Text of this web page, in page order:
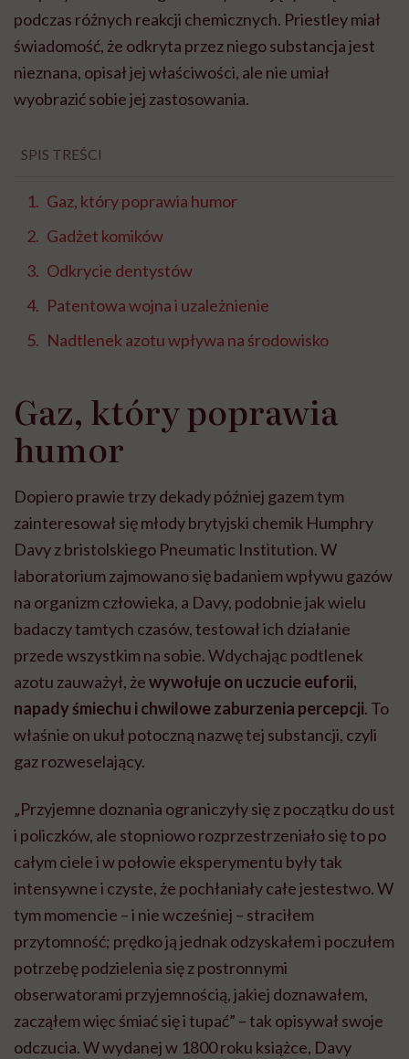
podczas różnych reakcji chemicznych. Priestley miał
świadomość, że odkryta przez niego substancja jest
nieznana, opisał jej właściwości, ale nie umiał
wyobrazić sobie jej zastosowania.
SPIS TREŚCI
Gaz, który poprawia humor
Gadżet komików
Odkrycie dentystów
Patentowa wojna i uzależnienie
Nadtlenek azotu wpływa na środowisko
Gaz, który poprawia
humor
Dopiero prawie trzy dekady później gazem tym
zainteresował się młody brytyjski chemik Humphry
Davy z bristolskiego Pneumatic Institution. W
laboratorium zajmowano się badaniem wpływu gazów
na organizm człowieka, a Davy, podobnie jak wielu
badaczy tamtych czasów, testował ich działanie
przede wszystkim na sobie. Wdychając podtlenek
azotu zauważył, żewywołuje on uczucie euforii,
napady śmiechu i chwilowe zaburzenia percepcji. To
właśnie on ukuł potoczną nazwę tej substancji, czyli
gaz rozweselający.
„Przyjemne doznania ograniczyły się z początku do ust
i policzków, ale stopniowo rozprzestrzeniało się to po
całym ciele i w połowie eksperymentu były tak
intensywne i czyste, że pochłaniały całe jestestwo. W
tym momencie – i nie wcześniej – straciłem
przytomność; prędko ją jednak odzyskałem i poczułem
potrzebę podzielenia się z postronnymi
obserwatorami przyjemnością, jakiej doznawałem,
zacząłem więc śmiać się i tupać” – tak opisywał swoje
odczucia. W wydanej w 1800 roku książce, Davy